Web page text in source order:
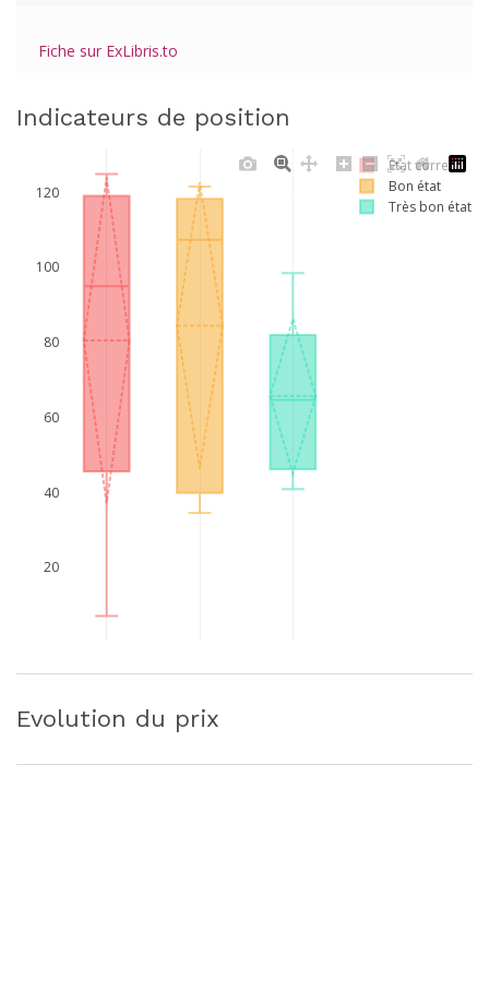
Fiche sur ExLibris.to
Indicateurs de position
20
40
60
80
100
120
Etat correct
Bon état
Très bon état
Evolution du prix